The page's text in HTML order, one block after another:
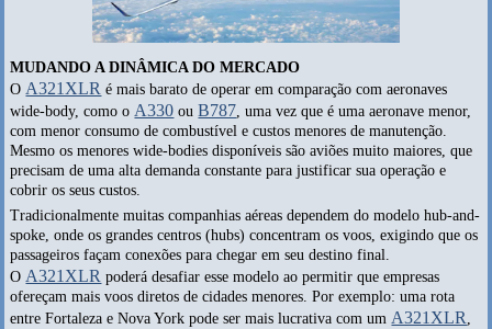
MUDANDO A DINÂMICA DO MERCADO
OA321XLR é mais barato de operar em comparação com aeronaves
wide-body, como oA330 ouB787, uma vez que é uma aeronave menor,
com menor consumo de combustível e custos menores de manutenção.
Mesmo os menores wide-bodies disponíveis são aviões muito maiores, que
precisam de uma alta demanda constante para justificar sua operação e
cobrir os seus custos.
Tradicionalmente muitas companhias aéreas dependem do modelo hub-and-
spoke, onde os grandes centros (hubs) concentram os voos, exigindo que os
passageiros façam conexões para chegar em seu destino final.
OA321XLR poderá desafiar esse modelo ao permitir que empresas
ofereçam mais voos diretos de cidades menores. Por exemplo: uma rota
entre Fortaleza e Nova York pode ser mais lucrativa com umA321XLR ,